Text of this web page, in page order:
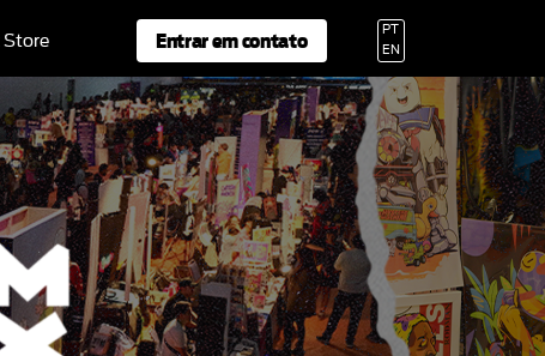
Store Entrar em contato
PT
EN